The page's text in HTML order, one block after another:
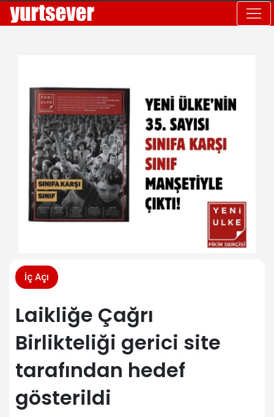
İç Açı
Laikliğe Çağrı
Birlikteliği gerici site
tarafından hedef
gösterildi